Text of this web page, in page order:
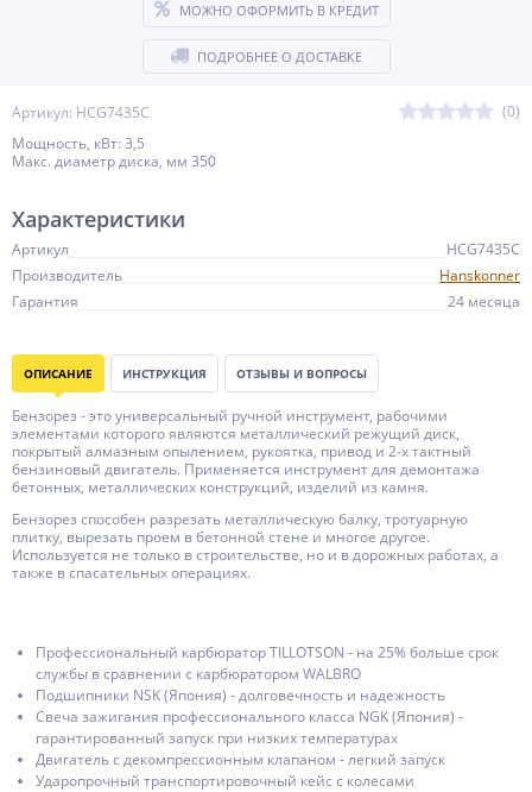
Артикул: HCG7435C
(0)
Мощность, кВт: 3,5
Макс. диаметр диска, мм 350
МОЖНО ОФОРМИТЬ В КРЕДИТ
ПОДРОБНЕЕ О ДОСТАВКЕ
Характеристики
Артикул
HCG7435C
Производитель
Hanskonner
Гарантия
24 месяца
ОПИСАНИЕ ИНСТРУКЦИЯ ОТЗЫВЫ И ВОПРОСЫ
Бензорез - это универсальный ручной инструмент, рабочими
элементами которого являются металлический режущий диск,
покрытый алмазным опылением, рукоятка, привод и 2-х тактный
бензиновый двигатель. Применяется инструмент для демонтажа
бетонных, металлических конструкций, изделий из камня.
Бензорез способен разрезать металлическую балку, тротуарную
плитку, вырезать проем в бетонной стене и многое другое.
Используется не только в строительстве, но и в дорожных работах, а
также в спасательных операциях.
Профессиональный карбюратор TILLOTSON - на 25% больше срок
службы в сравнении с карбюратором WALBRO
Подшипники NSK (Япония) - долговечность и надежность
Свеча зажигания профессионального класса NGK (Япония) -
гарантированный запуск при низких температурах
Двигатель с декомпрессионным клапаном - легкий запуск
Ударопрочный транспортировочный кейс с колесами